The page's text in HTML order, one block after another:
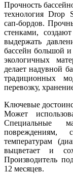
Прочность
технология Drop
сап-бордов.
стенками,
выдержать
бассейн большой
экологичных
делает надувной
традиционных
перевозку,
Ключевые
Может
Специальные
повреждениям,
температурам
выцветает и
Производитель
12 месяцев.